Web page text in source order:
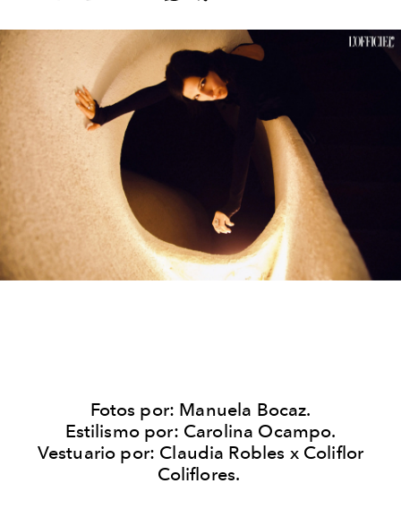
Fotos por: Manuela Bocaz.
Estilismo por: Carolina Ocampo.
Vestuario por: Claudia Robles x Coliflor
Coliflores.